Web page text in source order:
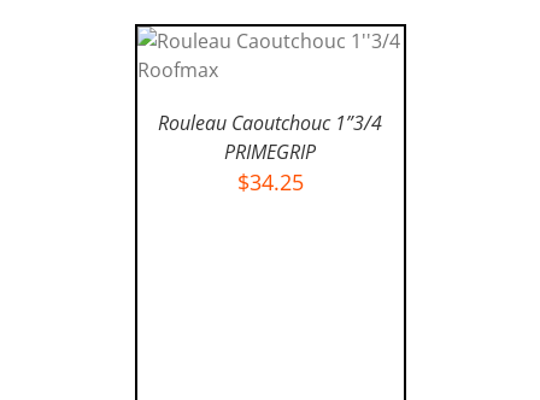
DÉTAILS
Rouleau Caoutchouc 1”3/4
PRIMEGRIP
$34.25